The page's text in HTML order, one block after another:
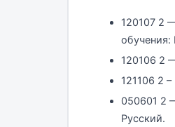
120107 2
обучения:
120106 2
121106 2
050601 2
Русский.